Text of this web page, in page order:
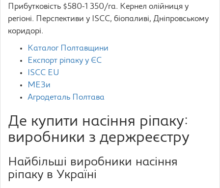
Прибутковість $580-1 350/га. Кернел олійниця у
регіоні. Перспективи у ISCC, біопаливі, Дніпровському
коридорі.
Каталог Полтавщини
Експорт ріпаку у ЄС
ISCC EU
МЕЗи
Агродеталь Полтава
Де купити насіння ріпаку:
виробники з держреєстру
Найбільші виробники насіння
ріпаку в Україні